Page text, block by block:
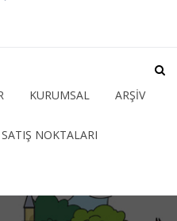
KURUMSAL ARŞİV
SATIŞ NOKTALARI